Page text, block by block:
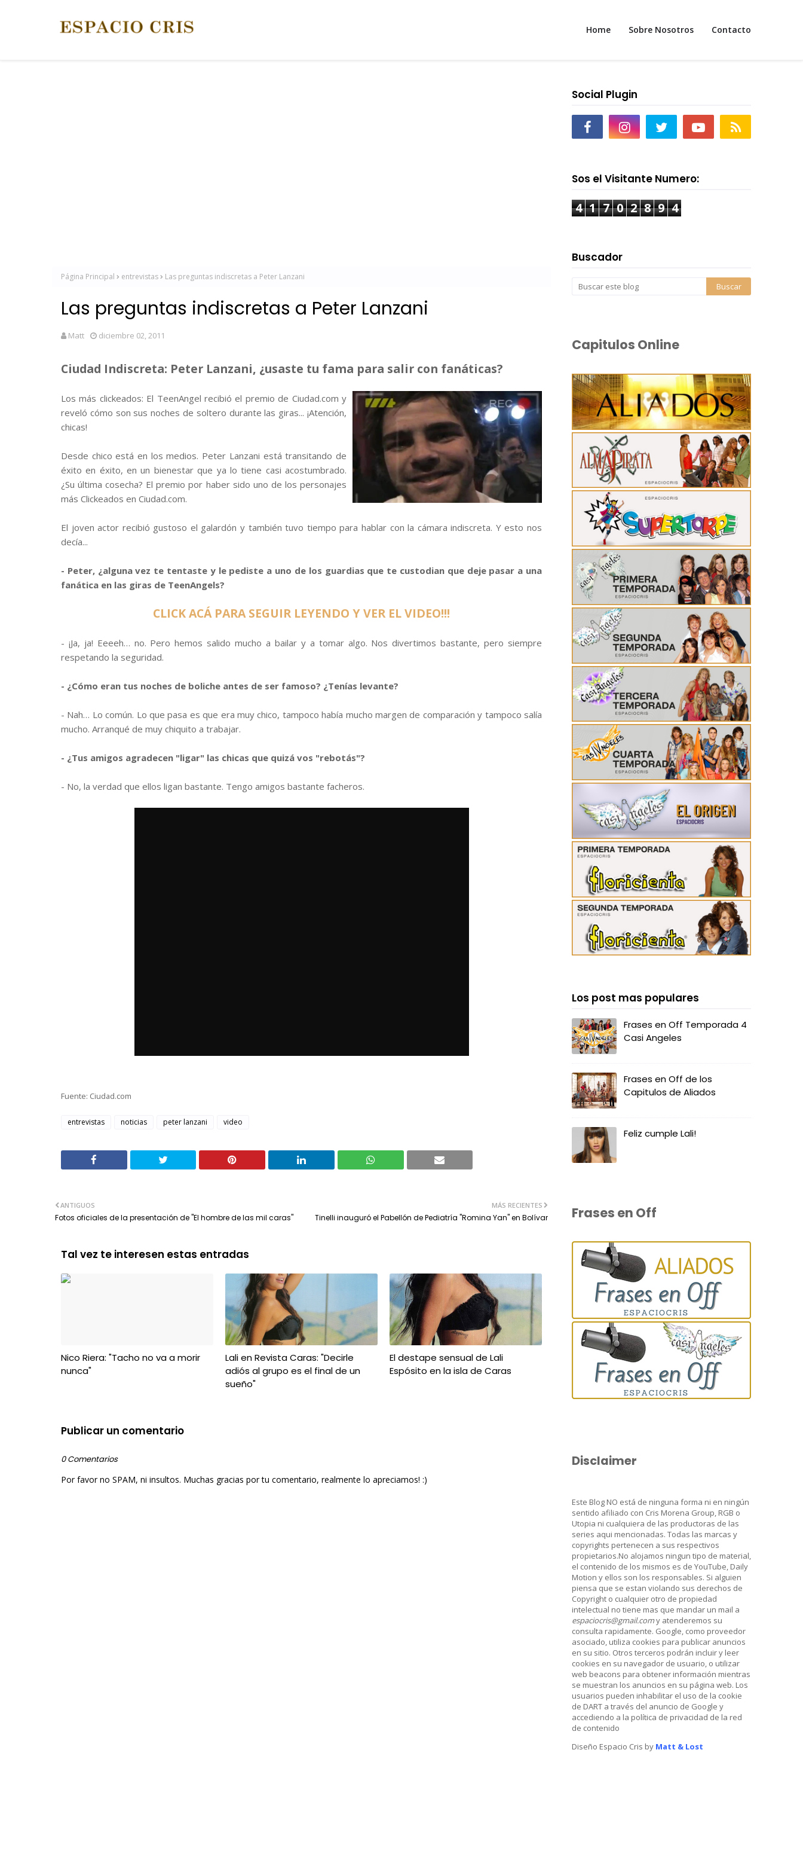
Home Sobre Nosotros Contacto
Página Principal entrevistas Las preguntas indiscretas a Peter Lanzani
Las preguntas indiscretas a Peter Lanzani
Matt diciembre 02, 2011
Ciudad Indiscreta: Peter Lanzani, ¿usaste tu fama para salir con fanáticas?
Los más clickeados: El TeenAngel recibió el premio de Ciudad.com y
reveló cómo son sus noches de soltero durante las giras... ¡Atención,
chicas!
Desde chico está en los medios. Peter Lanzani está transitando de
éxito en éxito, en un bienestar que ya lo tiene casi acostumbrado.
¿Su última cosecha? El premio por haber sido uno de los personajes
más Clickeados en Ciudad.com.
El joven actor recibió gustoso el galardón y también tuvo tiempo para hablar con la cámara indiscreta. Y esto nos
decía...
- Peter, ¿alguna vez te tentaste y le pediste a uno de los guardias que te custodian que deje pasar a una
fanática en las giras de TeenAngels?
CLICK ACÁ PARA SEGUIR LEYENDO Y VER EL VIDEO!!!
- ¡Ja, ja! Eeeeh… no. Pero hemos salido mucho a bailar y a tomar algo. Nos divertimos bastante, pero siempre
respetando la seguridad.
- ¿Cómo eran tus noches de boliche antes de ser famoso? ¿Tenías levante?
- Nah… Lo común. Lo que pasa es que era muy chico, tampoco había mucho margen de comparación y tampoco salía
mucho. Arranqué de muy chiquito a trabajar.
- ¿Tus amigos agradecen "ligar" las chicas que quizá vos "rebotás"?
- No, la verdad que ellos ligan bastante. Tengo amigos bastante facheros.
Fuente: Ciudad.com
entrevistas noticias peter lanzani video
MÁS RECIENTES
Tinelli inauguró el Pabellón de Pediatría "Romina Yan" en Bolívar
ANTIGUOS
Fotos oficiales de la presentación de "El hombre de las mil caras"
Tal vez te interesen estas entradas
Nico Riera: "Tacho no va a morir
nunca"
Lali en Revista Caras: "Decirle
adiós al grupo es el final de un
sueño"
El destape sensual de Lali
Espósito en la isla de Caras
Publicar un comentario
0 Comentarios
Por favor no SPAM, ni insultos. Muchas gracias por tu comentario, realmente lo apreciamos! :)
Social Plugin
Sos el Visitante Numero:
4 1 7 0 2 8 9 4
Buscador
Capitulos Online
Los post mas populares
Frases en Off Temporada 4
Casi Angeles
Frases en Off de los
Capitulos de Aliados
Feliz cumple Lali!
Frases en Off
Disclaimer
Este Blog NO está de ninguna forma ni en ningún
sentido afiliado con Cris Morena Group, RGB o
Utopia ni cualquiera de las productoras de las
series aqui mencionadas. Todas las marcas y
copyrights pertenecen a sus respectivos
propietarios.No alojamos ningun tipo de material,
el contenido de los mismos es de YouTube, Daily
Motion y ellos son los responsables. Si alguien
piensa que se estan violando sus derechos de
Copyright o cualquier otro de propiedad
intelectual no tiene mas que mandar un mail a
espaciocris@gmail.comy atenderemos su
consulta rapidamente. Google, como proveedor
asociado, utiliza cookies para publicar anuncios
en su sitio. Otros terceros podrán incluir y leer
cookies en su navegador de usuario, o utilizar
web beacons para obtener información mientras
se muestran los anuncios en su página web. Los
usuarios pueden inhabilitar el uso de la cookie
de DART a través del anuncio de Google y
accediendo a la política de privacidad de la red
de contenido
Diseño Espacio Cris by Matt & Lost